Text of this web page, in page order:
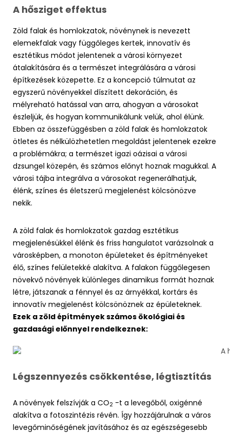
A hősziget effektus
Zöld falak és homlokzatok, növénynek is nevezett
elemekfalak vagy függőleges kertek, innovatív és
esztétikus módot jelentenek a városi környezet
átalakítására és a természet integrálására a városi
építkezések közepette. Ez a koncepció túlmutat az
egyszerű növényekkel díszített dekoráción, és
mélyreható hatással van arra, ahogyan a városokat
észleljük, és hogyan kommunikálunk velük, ahol élünk.
Ebben az összefüggésben a zöld falak és homlokzatok
ötletes és nélkülözhetetlen megoldást jelentenek ezekre
a problémákra; a természet igazi oázisai a városi
dzsungel közepén, és számos előnyt hoznak magukkal. A
városi tájba integrálva a városokat regenerálhatjuk,
élénk, színes és életszerű megjelenést kölcsönözve
nekik.
A zöld falak és homlokzatok gazdag esztétikus
megjelenésükkel élénk és friss hangulatot varázsolnak a
városképben, a monoton épületeket és építményeket
élő, színes felületekké alakítva. A falakon függőlegesen
növekvő növények különleges dinamikus formát hoznak
létre, játszanak a fénnyel és az árnyékkal, kortárs és
innovatív megjelenést kölcsönöznek az épületeknek.
Ezek a zöld építmények számos ökológiai és
gazdasági előnnyel rendelkeznek:
Légszennyezés csökkentése, légtisztítás
A növények felszívják a CO2 -t a levegőből, oxigénné
alakítva a fotoszintézis révén. Így hozzájárulnak a város
levegőminőségének javításához és az egészségesebb